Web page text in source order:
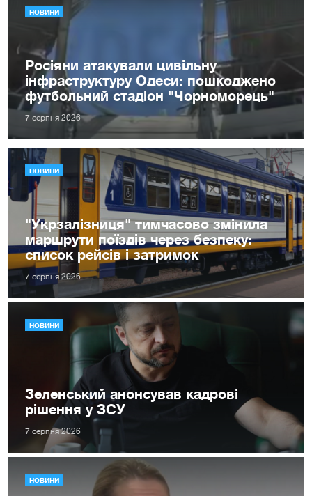
НОВИНИ
Росіяни атакували цивільну
інфраструктуру Одеси: пошкоджено
футбольний стадіон "Чорноморець"
7 серпня 2026
НОВИНИ
"Укрзалізниця" тимчасово змінила
маршрути поїздів через безпеку:
список рейсів і затримок
7 серпня 2026
НОВИНИ
Зеленський анонсував кадрові
рішення у ЗСУ
7 серпня 2026
НОВИНИ